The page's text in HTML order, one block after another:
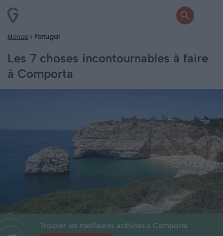
Monde Portugal
Les 7 choses incontournables à faire
à Comporta
Trouver les meilleures activités à Comporta